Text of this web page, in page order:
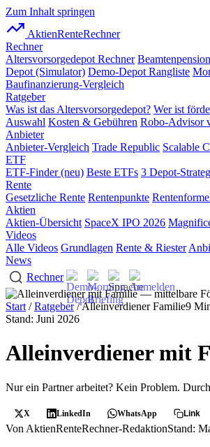
Zum Inhalt springen
AktienRenteRechner
Rechner
Altersvorsorgedepot Rechner
Depot (Simulator) Demo-Depot Rangliste
Baufinanzierung-Vergleich
Ratgeber
Was ist das Altersvorsorgedepot? Wer ist
Auswahl Kosten & Gebühren Robo-Advisor
Anbieter
Anbieter-Vergleich Trade Republic Scalable
ETF
ETF-Finder (neu) Beste ETFs 3 Depot-
Rente
Gesetzliche Rente Rentenpunkte
Aktien
Aktien-Übersicht SpaceX IPO 2026
Videos
Alle Videos Grundlagen Rente & Riester
News
Rechner
Start /Ratgeber/ Alleinverdiener Familie9
Stand: Juni 2026
Alleinverdiener mit
Nur ein Partner arbeitet? Kein Problem.
X LinkedIn WhatsApp Link
Von AktienRenteRechner-RedaktionStand: